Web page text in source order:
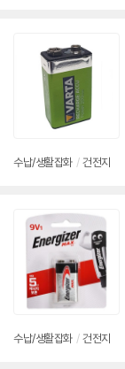
수납/생활잡화 / 건전지
수납/생활잡화 / 건전지